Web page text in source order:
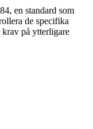
en standard som
de specifika
på ytterligare